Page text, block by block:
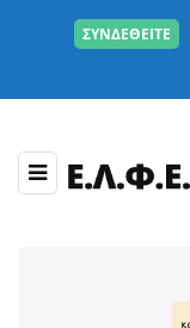
ΣΥΝΔΕΘΕΙΤΕ